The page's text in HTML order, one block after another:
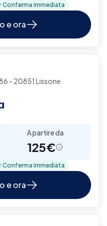
Conferma immediata
e ora
- 20851 Lissone
A partire da
125€
Conferma immediata
e ora